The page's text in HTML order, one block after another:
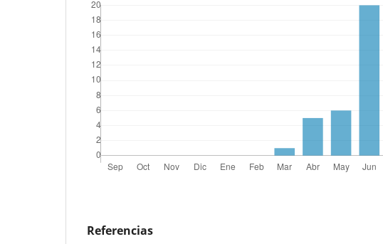
Referencias